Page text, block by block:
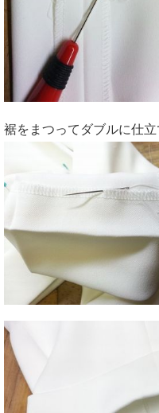
裾をまつってダブルに仕立